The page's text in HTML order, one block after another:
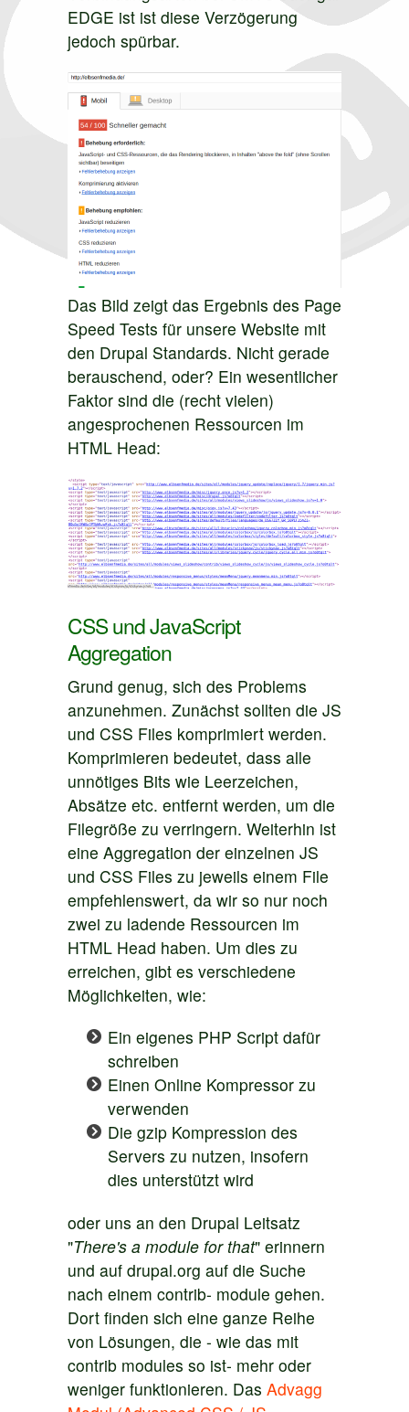
EDGE ist ist diese Verzögerung
jedoch spürbar.
Das Bild zeigt das Ergebnis des Page
Speed Tests für unsere Website mit
den Drupal Standards. Nicht gerade
berauschend, oder? Ein wesentlicher
Faktor sind die (recht vielen)
angesprochenen Ressourcen im
HTML Head:
CSS und JavaScript
Aggregation
Grund genug, sich des Problems
anzunehmen. Zunächst sollten die JS
und CSS Files komprimiert werden.
Komprimieren bedeutet, dass alle
unnötiges Bits wie Leerzeichen,
Absätze etc. entfernt werden, um die
Filegröße zu verringern. Weiterhin ist
eine Aggregation der einzelnen JS
und CSS Files zu jeweils einem File
empfehlenswert, da wir so nur noch
zwei zu ladende Ressourcen im
HTML Head haben. Um dies zu
erreichen, gibt es verschiedene
Möglichkeiten, wie:
Ein eigenes PHP Script dafür
schreiben
Einen Online Kompressor zu
verwenden
Die gzip Kompression des
Servers zu nutzen, insofern
dies unterstützt wird
oder uns an den Drupal Leitsatz
"There's a module for that" erinnern
und auf drupal.org auf die Suche
nach einem contrib- module gehen.
Dort finden sich eine ganze Reihe
von Lösungen, die - wie das mit
contrib modules so ist- mehr oder
weniger funktionieren. Das Advagg